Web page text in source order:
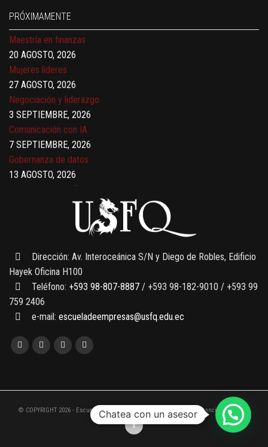
PRÓXIMAMENTE
17 AGOSTO, 2026
Maestría en finanzas
Mujeres líderes
27 AGOSTO, 2026
Negociación y liderazgo
3 SEPTIEMBRE, 2026
Comunicación con IA
Gobernanza de datos
Finanzas para no financieros
Dirección: Av. Interoceánica S/N y Diego de Robles, Edificio
Hayek Oficina H100
Teléfono: +593 98-807-8887 / +593 98-182-9010 / +593 99
759 2406
e-mail: escueladeempresas@usfq.edu.ec
© COPYRIGHT 2026 - Escuela de Empresas de la Universidad San Francisco de Quito
Chatea con un asesor